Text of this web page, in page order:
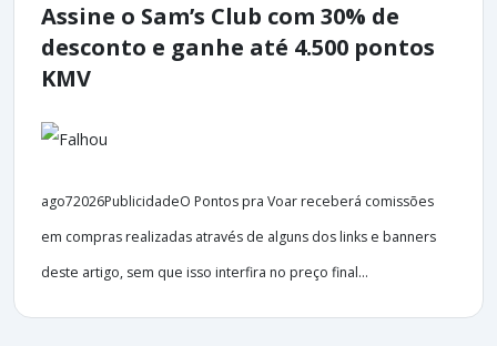
Assine o Sam’s Club com 30% de
desconto e ganhe até 4.500 pontos
KMV
ago72026PublicidadeO Pontos pra Voar receberá comissões
em compras realizadas através de alguns dos links e banners
deste artigo, sem que isso interfira no preço final...